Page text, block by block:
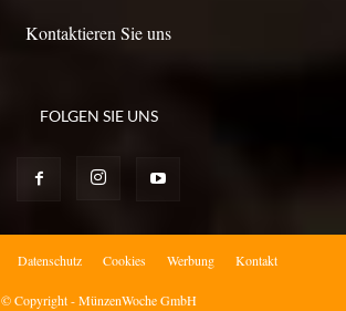
Kontaktieren Sie uns
FOLGEN SIE UNS
Datenschutz Cookies Werbung Kontakt
© Copyright - MünzenWoche GmbH